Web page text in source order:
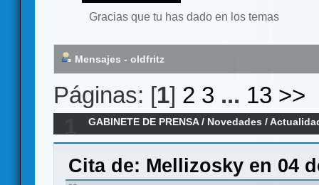
Gracias que tu has dado en los temas
Mensajes - oldfritz
Páginas: [1] 2 3 ... 13 >>
GABINETE DE PRENSA/ Novedades /
"Santa Cruz 1797"
Cita de: Mellizosky en 04